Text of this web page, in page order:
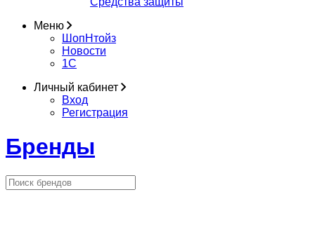
Меню
ШопНтойз
Новости
1C
Личный кабинет
Вход
Регистрация
Бренды